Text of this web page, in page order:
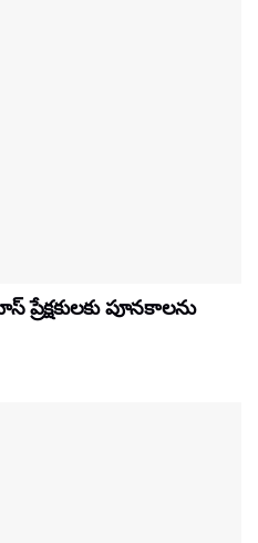
ప్రేక్షకులకు పూనకాలను